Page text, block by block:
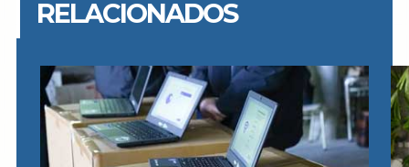
RELACIONADOS